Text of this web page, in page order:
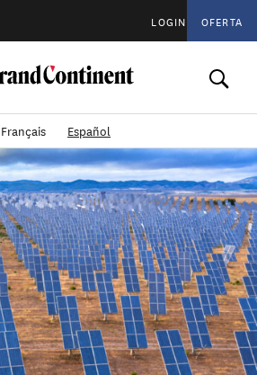
LOGIN OFERTA
Français Español